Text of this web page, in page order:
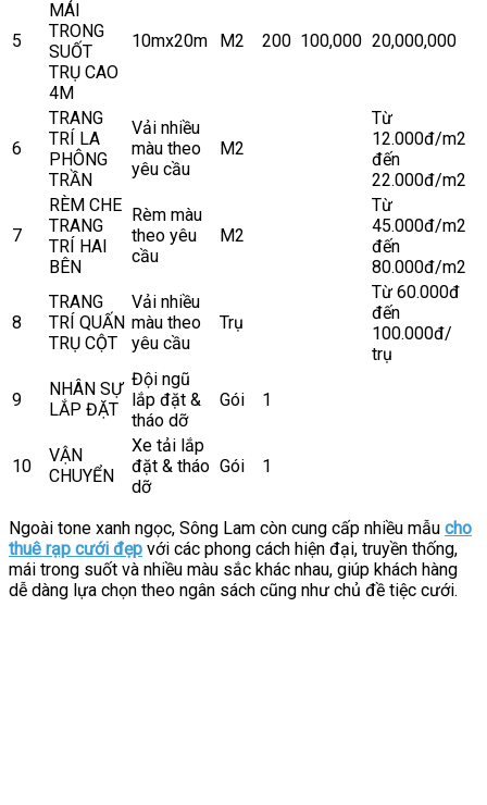
5
MÁI
TRONG
SUỐT
TRỤ CAO
4M
10mx20m M2 200 100,000 20,000,000
6
TRANG
TRÍ LA
PHÔNG
TRẦN
Vải nhiều
màu theo
yêu cầu
M2
Từ
12.000đ/m2
đến
22.000đ/m2
7
RÈM CHE
TRANG
TRÍ HAI
BÊN
Rèm màu
theo yêu
cầu
M2
Từ
45.000đ/m2
đến
80.000đ/m2
8
TRANG
TRÍ QUẤN
TRỤ CỘT
Vải nhiều
màu theo
yêu cầu
Trụ
Từ 60.000đ
đến
100.000đ/
trụ
9
NHÂN SỰ
LẮP ĐẶT
Đội ngũ
lắp đặt &
tháo dỡ
Gói 1
10
VẬN
CHUYỂN
Xe tải lắp
đặt & tháo
dỡ
Gói 1
Ngoài tone xanh ngọc, Sông Lam còn cung cấp nhiều mẫu cho
thuê rạp cưới đẹp với các phong cách hiện đại, truyền thống,
mái trong suốt và nhiều màu sắc khác nhau, giúp khách hàng
dễ dàng lựa chọn theo ngân sách cũng như chủ đề tiệc cưới.